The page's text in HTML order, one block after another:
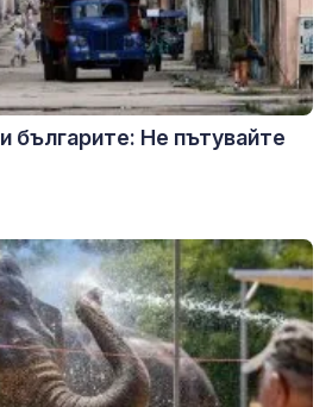
българите: Не пътувайте